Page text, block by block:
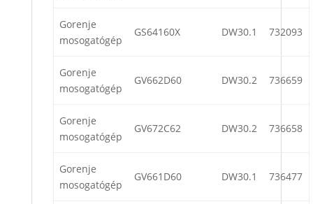
Gorenje
mosogatógép
GS64160X DW30.1 732093
Gorenje
mosogatógép
GV662D60 DW30.2 736659
Gorenje
mosogatógép
GV672C62 DW30.2 736658
Gorenje
mosogatógép
GV661D60 DW30.1 736477